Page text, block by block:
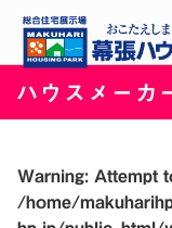
ハウスメーカ
Warning: Attempt
/home/